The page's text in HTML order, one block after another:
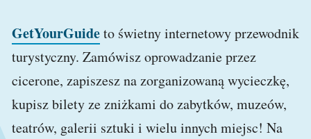
GetYourGuideto świetny internetowy przewodnik
turystyczny. Zamówisz oprowadzanie przez
cicerone, zapiszesz na zorganizowaną wycieczkę,
kupisz bilety ze zniżkami do zabytków, muzeów,
teatrów, galerii sztuki i wielu innych miejsc! Na